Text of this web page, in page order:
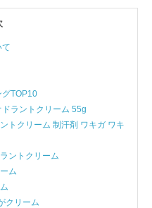
て
TOP10
ラントクリーム 55g
トクリーム 制汗剤 ワキガ ワキ
ントクリーム
ム
クリーム